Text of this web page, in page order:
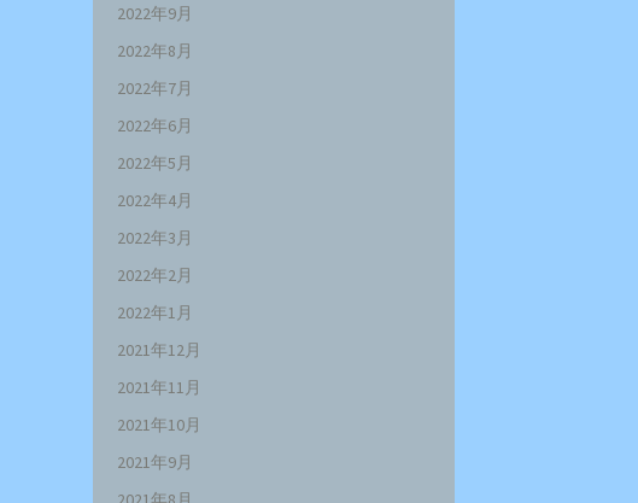
2022年9月
2022年8月
2022年7月
2022年6月
2022年5月
2022年4月
2022年3月
2022年2月
2022年1月
2021年12月
2021年11月
2021年10月
2021年9月